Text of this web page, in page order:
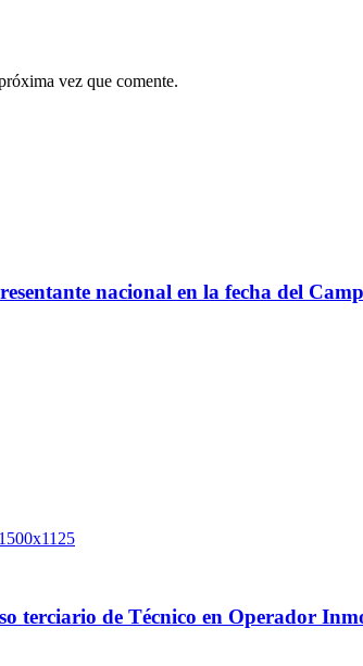
vez que comente.
nacional en la fecha del
terciario de Técnico en Operador